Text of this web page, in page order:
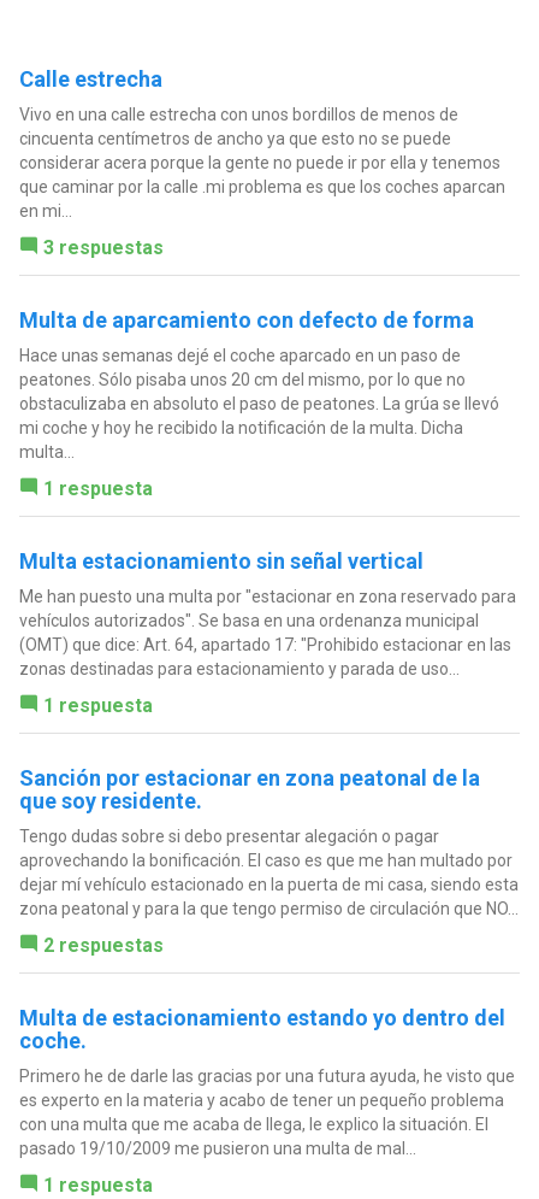
Calle estrecha
Vivo en una calle estrecha con unos bordillos de menos de
cincuenta centímetros de ancho ya que esto no se puede
considerar acera porque la gente no puede ir por ella y tenemos
que caminar por la calle .mi problema es que los coches aparcan
en mi...
3 respuestas
Multa de aparcamiento con defecto de forma
Hace unas semanas dejé el coche aparcado en un paso de
peatones. Sólo pisaba unos 20 cm del mismo, por lo que no
obstaculizaba en absoluto el paso de peatones. La grúa se llevó
mi coche y hoy he recibido la notificación de la multa. Dicha
multa...
1 respuesta
Multa estacionamiento sin señal vertical
Me han puesto una multa por "estacionar en zona reservado para
vehículos autorizados". Se basa en una ordenanza municipal
(OMT) que dice: Art. 64, apartado 17: "Prohibido estacionar en las
zonas destinadas para estacionamiento y parada de uso...
1 respuesta
Sanción por estacionar en zona peatonal de la
que soy residente.
Tengo dudas sobre si debo presentar alegación o pagar
aprovechando la bonificación. El caso es que me han multado por
dejar mí vehículo estacionado en la puerta de mi casa, siendo esta
zona peatonal y para la que tengo permiso de circulación que NO...
2 respuestas
Multa de estacionamiento estando yo dentro del
coche.
Primero he de darle las gracias por una futura ayuda, he visto que
es experto en la materia y acabo de tener un pequeño problema
con una multa que me acaba de llega, le explico la situación. El
pasado 19/10/2009 me pusieron una multa de mal...
1 respuesta